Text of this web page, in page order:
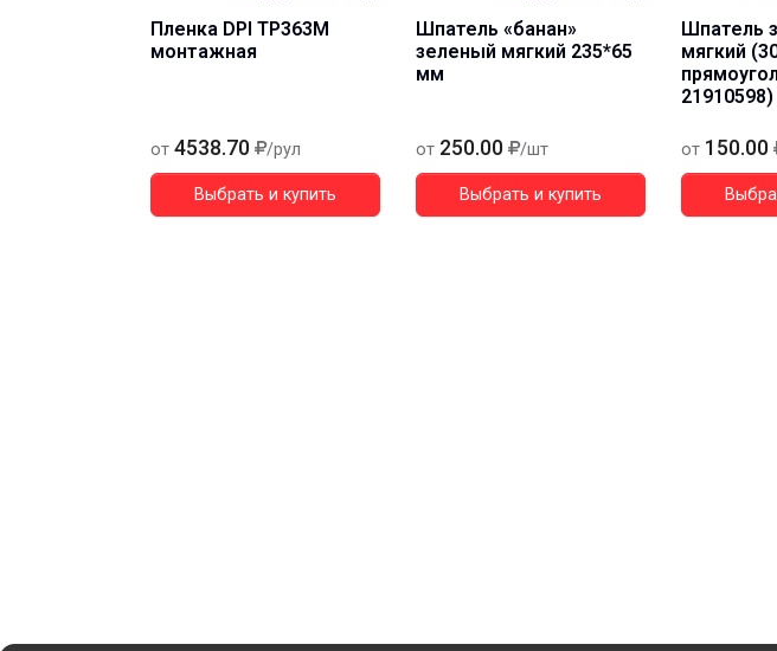
Пленка DPI TP363M
монтажная
от 4538.70 /рул
Выбрать и купить
Шпатель «банан»
зеленый мягкий 235*65
мм
от 250.00 /шт
Выбрать и купить
Шпатель
мягкий
21910598)
от 150.00